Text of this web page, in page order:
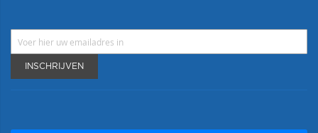
INSCHRIJVEN